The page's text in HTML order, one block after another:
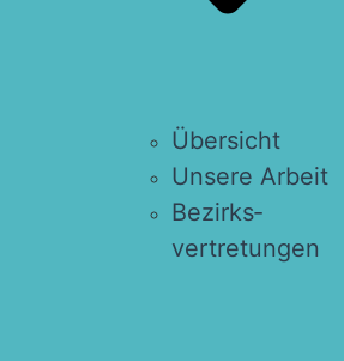
Über­sicht
Unse­re Arbeit
Bezirks­
vertretungen